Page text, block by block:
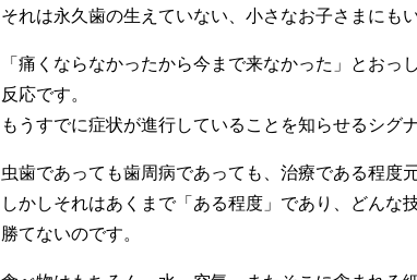
それは永久歯の生えていない、小さなお子さまにも
「痛くならなかったから今まで来なかった」とお
反応です。
もうすでに症状が進行していることを知らせるシグ
虫歯であっても歯周病であっても、治療である程度
しかしそれはあくまで「ある程度」であり、どん
勝てないのです。